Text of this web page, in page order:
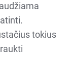
tokius